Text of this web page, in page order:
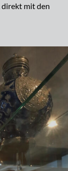
direkt mit den